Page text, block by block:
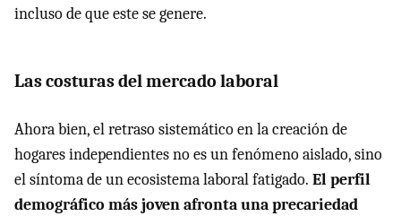
incluso de que este se genere.
Las costuras del mercado laboral
Ahora bien, el retraso sistemático en la creación de
hogares independientes no es un fenómeno aislado, sino
el síntoma de un ecosistema laboral fatigado. El perfil
demográfico más joven afronta una precariedad